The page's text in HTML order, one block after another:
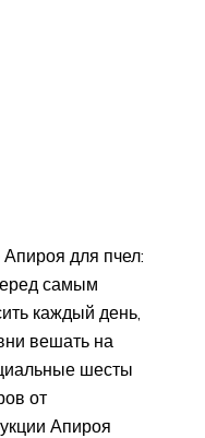
для пчел:
самым
каждый день,
вешать на
шесты
от
Апироя